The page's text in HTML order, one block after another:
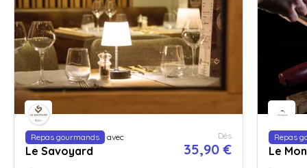
Repas gourmands avec
Le Savoyard
Dès
35,90 €
Repas
Le